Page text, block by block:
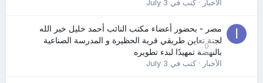
الأخبار· كتب في July 3
0
مصر - بحضور أعضاء مكتب النائب أحمد خليل خير الله
لجنة تعاين طريقي قرية الحظيرة و المدرسة الصناعية
بالنهضة تمهيدًا لبدء تطويره
الأخبار· كتب في July 3